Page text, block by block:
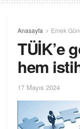
Anasayfa Emek
TÜİK’e
hem
17 Mayıs 2024